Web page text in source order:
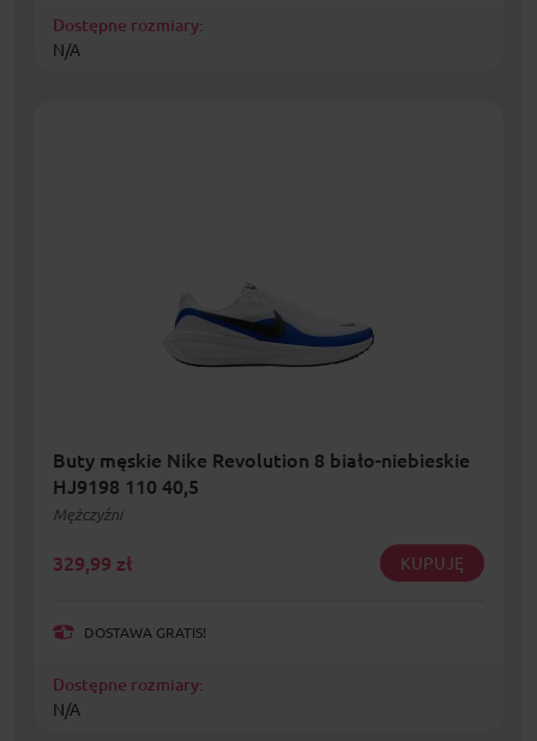
Dostępne rozmiary:
N/A
Buty męskie Nike Revolution 8 biało-niebieskie
HJ9198 110 40,5
Mężczyźni
329,99 zł KUPUJĘ
DOSTAWA GRATIS!
Dostępne rozmiary:
N/A